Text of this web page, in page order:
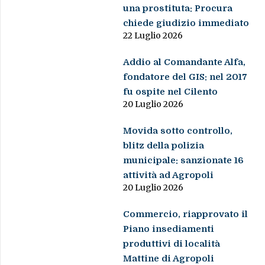
una prostituta: Procura
chiede giudizio immediato
22 Luglio 2026
Addio al Comandante Alfa,
fondatore del GIS: nel 2017
fu ospite nel Cilento
20 Luglio 2026
Movida sotto controllo,
blitz della polizia
municipale: sanzionate 16
attività ad Agropoli
20 Luglio 2026
Commercio, riapprovato il
Piano insediamenti
produttivi di località
Mattine di Agropoli